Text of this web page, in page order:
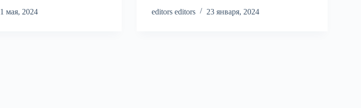
1 мая, 2024 editors editors 23 января, 2024